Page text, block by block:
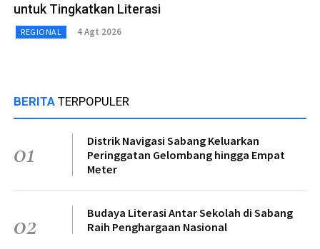
untuk Tingkatkan Literasi
REGIONAL 4 Agt 2026
BERITA TERPOPULER
01
Distrik Navigasi Sabang Keluarkan
Peringgatan Gelombang hingga Empat
Meter
02
Budaya Literasi Antar Sekolah di Sabang
Raih Penghargaan Nasional